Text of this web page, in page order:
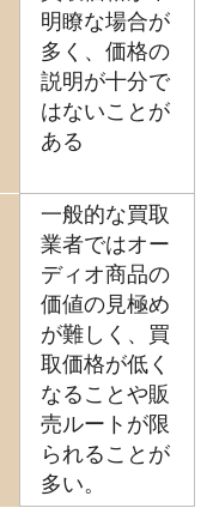
明瞭な場合が
多く、価格の
説明が十分で
はないことが
ある
一般的な買取
業者ではオー
ディオ商品の
価値の見極め
が難しく、買
取価格が低く
なることや販
売ルートが限
られることが
多い。